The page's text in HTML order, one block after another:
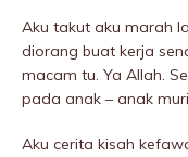
Aku takut aku marah
diorang buat kerja
macam tu. Ya Allah.
pada anak – anak
Aku cerita kisah